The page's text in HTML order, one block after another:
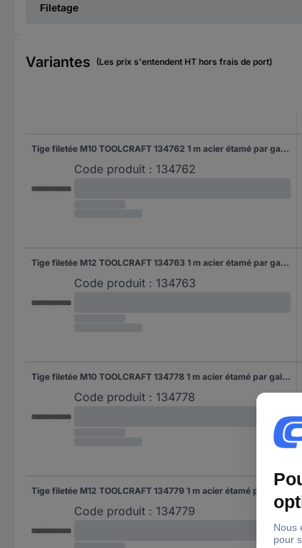
Filetage
Variantes (Les prix s'entendent HT hors frais de port)
Tige filetée M10 TOOLCRAFT 134762 1 m acier étamé par galvanisation 1 pc(s)
Code produit : 134762
Tige filetée M12 TOOLCRAFT 134763 1 m acier étamé par galvanisation 1 pc(s)
Code produit : 134763
Tige filetée M10 TOOLCRAFT 134778 1 m acier étamé par galvanisation 1 pc(s)
Code produit : 134778
Code produit : 134779